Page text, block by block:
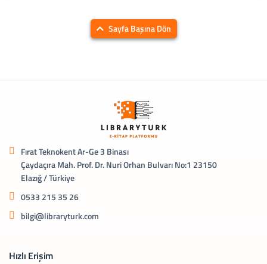
Sayfa Başına Dön
Fırat Teknokent Ar-Ge 3 Binası
Çaydaçıra Mah. Prof. Dr. Nuri Orhan Bulvarı No:1 23150
Elazığ / Türkiye
0533 215 35 26
bilgi@libraryturk.com
Hızlı Erişim